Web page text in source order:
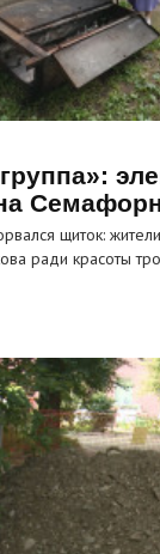
щиток:
ради красоты